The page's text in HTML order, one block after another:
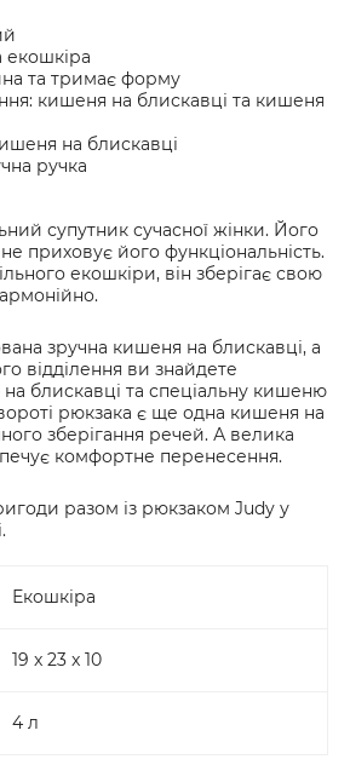
екошкіра
та тримає форму
кишеня на блискавці та кишеня
на блискавці
ручка
супутник сучасної жінки. Його
приховує його функціональність.
екошкіри, він зберігає свою
зручна кишеня на блискавці, а
відділення ви знайдете
блискавці та спеціальну кишеню
рюкзака є ще одна кишеня на
зберігання речей. А велика
комфортне перенесення.
разом із рюкзаком Judy у
Екошкіра
19 x 23 x 10
4 л